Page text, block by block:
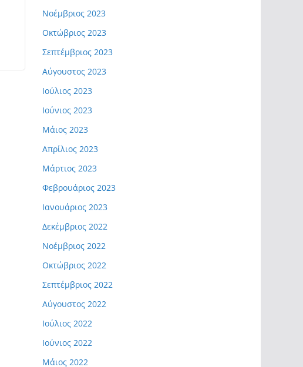
Νοέμβριος 2023
Οκτώβριος 2023
Σεπτέμβριος 2023
Αύγουστος 2023
Ιούλιος 2023
Ιούνιος 2023
Μάιος 2023
Απρίλιος 2023
Μάρτιος 2023
Φεβρουάριος 2023
Ιανουάριος 2023
Δεκέμβριος 2022
Νοέμβριος 2022
Οκτώβριος 2022
Σεπτέμβριος 2022
Αύγουστος 2022
Ιούλιος 2022
Ιούνιος 2022
Μάιος 2022